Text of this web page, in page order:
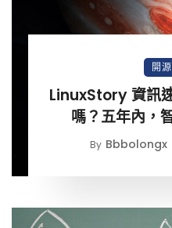
開
LinuxStory 資訊
嗎？五年內，
By Bbbolongx